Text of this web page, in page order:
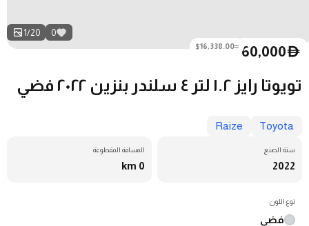
0
1/20
D
60,000
≈$16,338.00
تويوتا رايز ١.٢ لتر ٤ سلندر بنزين ٢٠٢٢ فضي
Toyota
Raize
سنة الصنع
2022
المسافة المقطوعة
0 km
نوع اللون
فضي